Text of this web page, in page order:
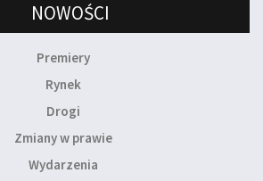
NOWOŚCI
Premiery
Rynek
Drogi
Zmiany w prawie
Wydarzenia